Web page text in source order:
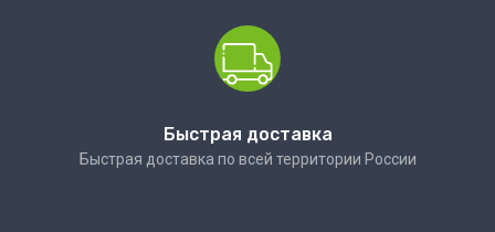
Быстрая доставка
Быстрая доставка по всей территории России